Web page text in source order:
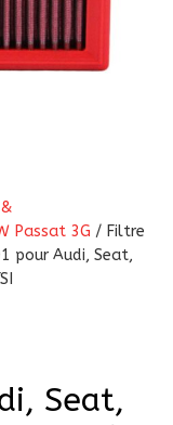
Passat 3G / Filtre
pour Audi, Seat,
Seat,